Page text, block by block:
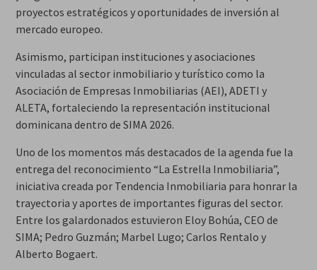
proyectos estratégicos y oportunidades de inversión al
mercado europeo.
Asimismo, participan instituciones y asociaciones
vinculadas al sector inmobiliario y turístico como la
Asociación de Empresas Inmobiliarias (AEI), ADETI y
ALETA, fortaleciendo la representación institucional
dominicana dentro de SIMA 2026.
Uno de los momentos más destacados de la agenda fue la
entrega del reconocimiento “La Estrella Inmobiliaria”,
iniciativa creada por Tendencia Inmobiliaria para honrar la
trayectoria y aportes de importantes figuras del sector.
Entre los galardonados estuvieron Eloy Bohúa, CEO de
SIMA; Pedro Guzmán; Marbel Lugo; Carlos Rentalo y
Alberto Bogaert.